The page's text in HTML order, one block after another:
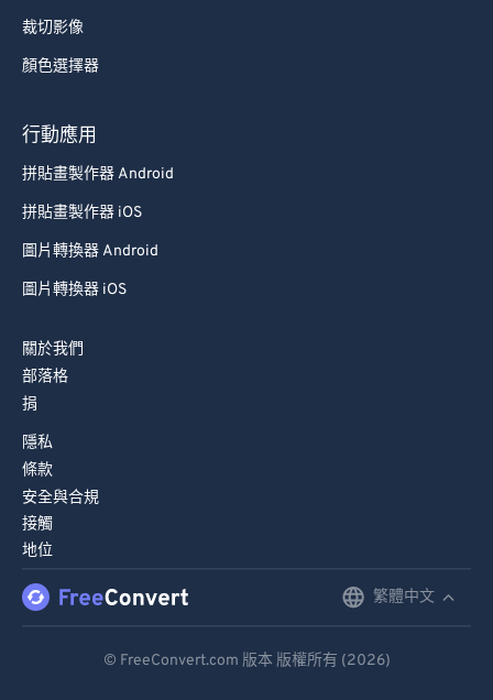
裁切影像
顏色選擇器
行動應用
拼貼畫製作器 Android
拼貼畫製作器 iOS
圖片轉換器 Android
圖片轉換器 iOS
關於我們
部落格
捐
隱私
條款
安全與合規
接觸
地位
繁體中文
© FreeConvert.com 版本 版權所有 (2026)